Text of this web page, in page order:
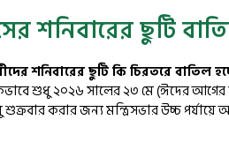
শনিবারের ছুটি
শনিবারের ছুটি কি চিরতরে বাতিল
শুধু ২০২৬ সালের ২৩ মে (ঈদের আগের
শুক্রবার করার জন্য মন্ত্রিসভার উচ্চ